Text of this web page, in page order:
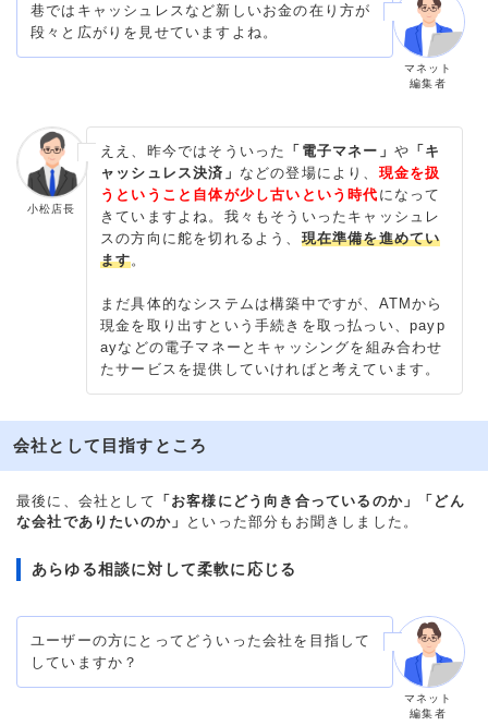
巷ではキャッシュレスなど新しいお金の在り方が
段々と広がりを見せていますよね。
マネット
編集者
小松店長
ええ、昨今ではそういった 「電子マネー」 や 「キ
ャッシュレス決済」 などの登場により、 現金を扱
うということ自体が少し古いという時代 になって
きていますよね。我々もそういったキャッシュレ
スの方向に舵を切れるよう、 現在準備を進めてい
ます。
まだ具体的なシステムは構築中ですが、ATMから
現金を取り出すという手続きを取っ払っい、payp
ayなどの電子マネーとキャッシングを組み合わせ
たサービスを提供していければと考えています。
会社として目指すところ
最後に、会社として 「お客様にどう向き合っているのか」「どん
な会社でありたいのか」
といった部分もお聞きしました。
あらゆる相談に対して柔軟に応じる
ユーザーの方にとってどういった会社を目指して
していますか？
マネット
編集者